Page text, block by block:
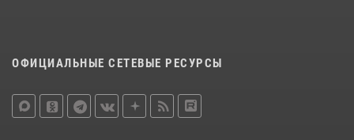
ОФИЦИАЛЬНЫЕ СЕТЕВЫЕ РЕСУРСЫ